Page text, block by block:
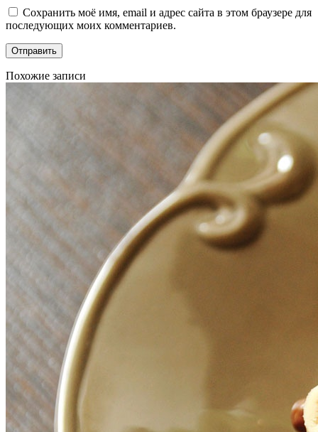
Сохранить моё имя, email и адрес сайта в этом браузере для
последующих моих комментариев.
Похожие записи